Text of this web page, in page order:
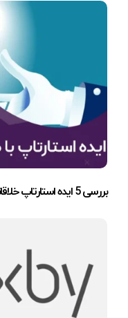
بررسی 5 ایده استارتاپ خلاقانه و پول‌ساز با هوش مصنوعی